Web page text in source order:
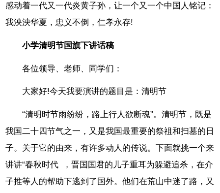
感动着一代又一代炎黄子孙，让一个又一个中国人铭记：
我泱泱华夏，忠义不倒，仁孝永存!
小学清明节国旗下讲话稿
各位领导、老师、同学们：
大家好!今天我要演讲的题目是：清明节
“清明时节雨纷纷，路上行人欲断魂”。清明节，既是
我国二十四节气之一，又是我国最重要的祭祖和扫墓的日
子。关于它的由来，有许多动人的传说。下面就挑一个来
讲讲“春秋时代 ，晋国国君的儿子重耳为躲避追杀，在介
子推等人的帮助下逃到了国外。他们在荒山中迷了路，又